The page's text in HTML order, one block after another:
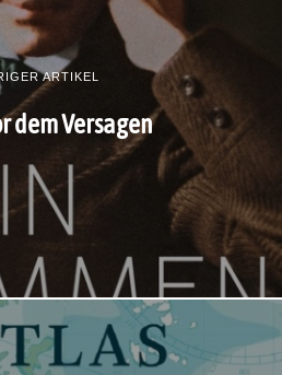
ARTIKEL
dem Versagen